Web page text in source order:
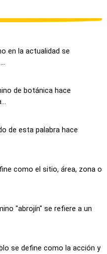
en la actualidad se
de botánica hace
de esta palabra hace
como el sitio, área, zona o
"abrojín" se refiere a un
se define como la acción y